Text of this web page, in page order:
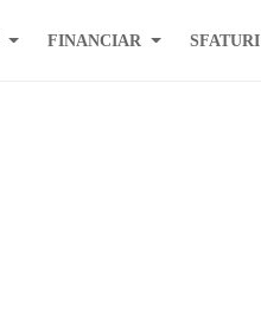
FINANCIAR SFATURI